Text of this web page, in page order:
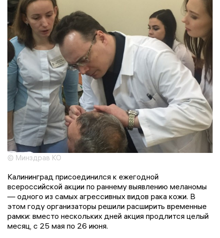
© Минздрав КО
Калининград присоединился к ежегодной
всероссийской акции по раннему выявлению меланомы
— одного из самых агрессивных видов рака кожи. В
этом году организаторы решили расширить временные
рамки: вместо нескольких дней акция продлится целый
месяц, с 25 мая по 26 июня.